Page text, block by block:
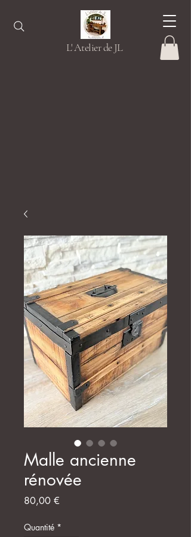
L' Atelier de JL
Malle ancienne
rénovée
80,00 €
Quantité *